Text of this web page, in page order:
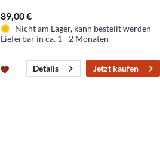
89,00 €
Nicht am Lager, kann bestellt werden
Lieferbar in ca. 1 - 2 Monaten
Details Jetzt kaufen